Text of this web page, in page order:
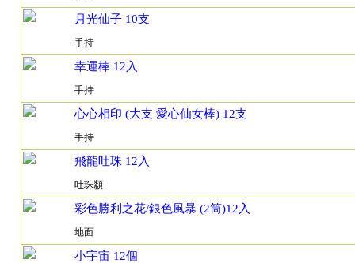
月光仙子 10支
手持
幸運棒 12入
手持
心心相印 (大支 愛心仙女棒) 12支
手持
飛龍吐珠 12入
吐珠纇
彩色勝利之花/銀色風暴 (2筒)12入
地面
小宇宙 12個